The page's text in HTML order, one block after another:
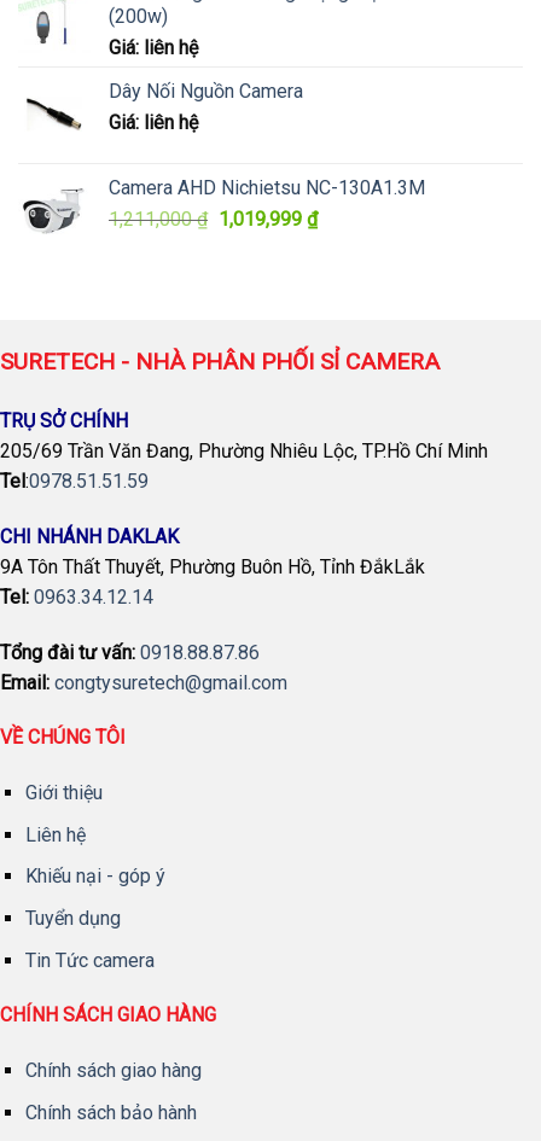
(200w)
Giá: liên hệ
Dây Nối Nguồn Camera
Giá: liên hệ
Camera AHD Nichietsu NC-130A1.3M
1,211,000₫ Giá
1,019,999 ₫Giá
SURETECH - NHÀ PHÂN PHỐI SỈ CAMERA
TRỤ SỞ CHÍNH
205/69 Trần Văn Đang, Phường Nhiêu Lộc, TP.Hồ Chí Minh
Tel:0978.51.51.59
CHI NHÁNH DAKLAK
9A Tôn Thất Thuyết, Phường Buôn Hồ, Tỉnh ĐắkLắk
Tel: 0963.34.12.14
Tổng đài tư vấn: 0918.88.87.86
Email: congtysuretech@gmail.com
VỀ CHÚNG TÔI
Giới thiệu
Liên hệ
Khiếu nại - góp ý
Tuyển dụng
Tin Tức camera
CHÍNH SÁCH GIAO HÀNG
Chính sách giao hàng
Chính sách bảo hành